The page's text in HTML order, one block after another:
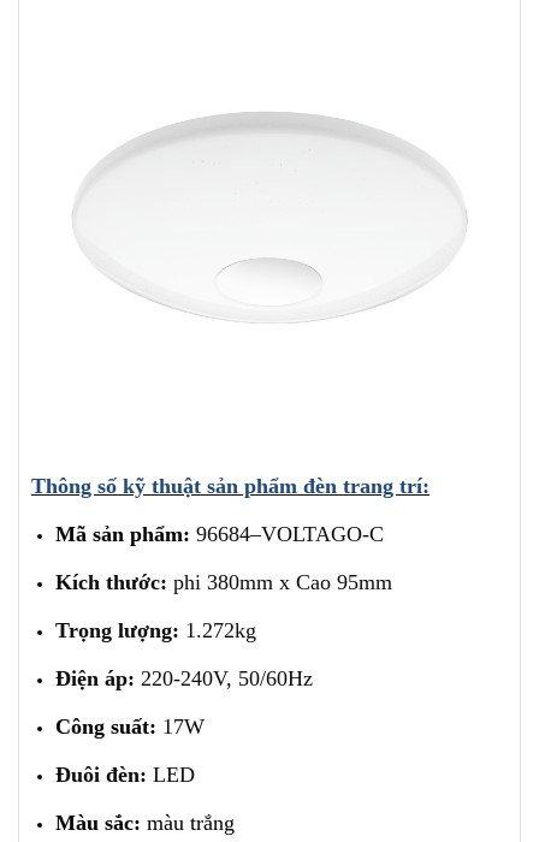
Thông số kỹ thuật sản phẩm đèn trang trí:
Mã sản phẩm: 96684–VOLTAGO-C
Kích thước: phi 380mm x Cao 95mm
Trọng lượng: 1.272kg
Điện áp: 220-240V, 50/60Hz
Công suất: 17W
Đuôi đèn: LED
Màu sắc: màu trắng